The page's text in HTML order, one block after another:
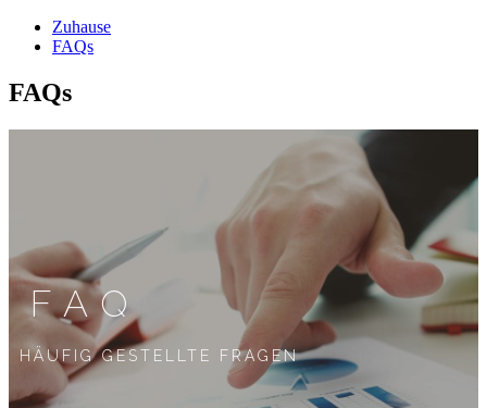
Zuhause
FAQs
FAQs
FAQ
HÄUFIG GESTELLTE FRAGEN